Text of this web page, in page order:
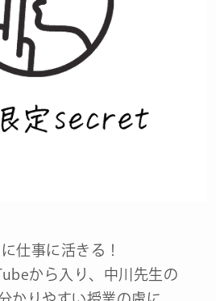
仕事に活きる！
から入り、中川先生の